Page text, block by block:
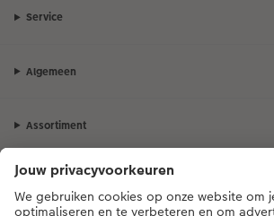
Service
Algemeen
Assortiment